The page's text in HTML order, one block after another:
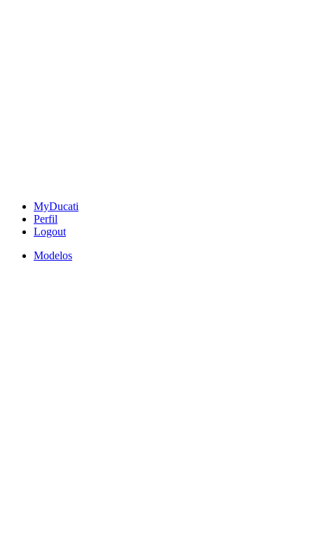
MyDucati
Perfil
Logout
Modelos